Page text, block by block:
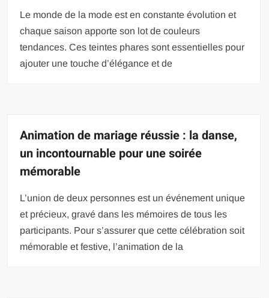
Le monde de la mode est en constante évolution et
chaque saison apporte son lot de couleurs
tendances. Ces teintes phares sont essentielles pour
ajouter une touche d’élégance et de
Animation de mariage réussie : la danse,
un incontournable pour une soirée
mémorable
L’union de deux personnes est un événement unique
et précieux, gravé dans les mémoires de tous les
participants. Pour s’assurer que cette célébration soit
mémorable et festive, l’animation de la